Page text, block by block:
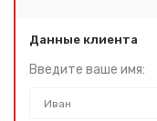
Данные клиента
Введите ваше имя: